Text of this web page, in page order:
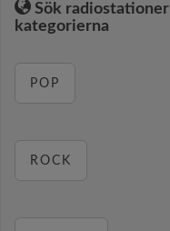
Sök
kategorierna
POP
ROCK